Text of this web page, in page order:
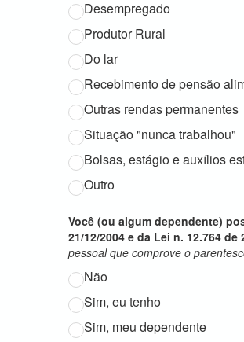
Desempregado
Produtor Rural
Do lar
Recebimento de pensão
Outras rendas permanentes
Situação "nunca trabalhou"
Bolsas, estágio e auxílios
Outro
Você (ou algum dependente)
21/12/2004 e da Lei n. 12.764 de
pessoal que comprove o
Não
Sim, eu tenho
Sim, meu dependente